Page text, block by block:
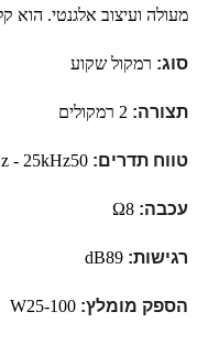
מעולה ועיצוב אלגנטי. הוא
סוג: רמקול שקוע
תצורה:
טווח תדרים: - 25kHz
עכבה: Ω
רגישות: dB
הספק מומלץ: W